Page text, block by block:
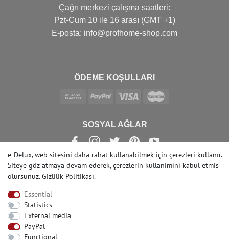
Çağrı merkezi çalışma saatleri:
Pzt-Cum 10 ile 16 arası (GMT +1)
Е-posta: info@profhome-shop.com
ÖDEME KOŞULLARI
SOSYAL AĞLAR
e-Delux, web sitesini daha rahat kullanabilmek için çerezleri kullanır.
Siteye göz atmaya devam ederek, çerezlerin kullanìmìnì kabul etmis
olursunuz.Gizlilik Politikası.
Essential
Statistics
External media
PayPal
Functional